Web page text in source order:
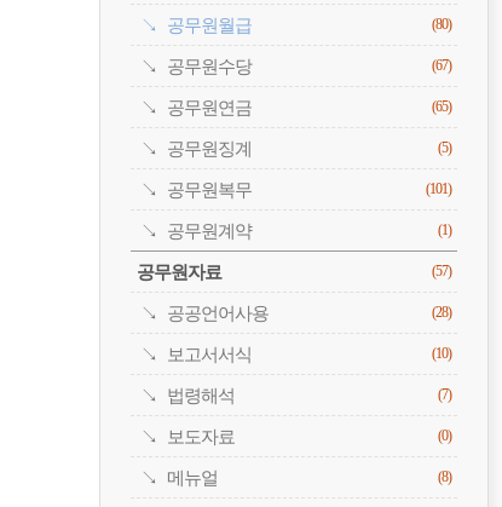
공무원월급 (80)
공무원수당 (67)
공무원연금 (65)
공무원징계 (5)
공무원복무 (101)
공무원계약 (1)
공무원자료 (57)
공공언어사용 (28)
보고서서식 (10)
법령해석 (7)
보도자료 (0)
메뉴얼 (8)